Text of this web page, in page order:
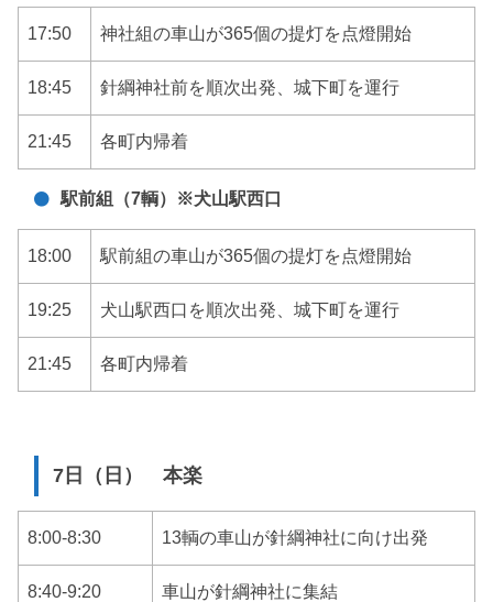
17:50 神社組の車山が365個の提灯を点燈開始
18:45 針綱神社前を順次出発、城下町を運行
21:45 各町内帰着
駅前組（7輌）※犬山駅西口
18:00 駅前組の車山が365個の提灯を点燈開始
19:25 犬山駅西口を順次出発、城下町を運行
21:45 各町内帰着
7日（日） 本楽
8:00-8:30 13輌の車山が針綱神社に向け出発
8:40-9:20 車山が針綱神社に集結